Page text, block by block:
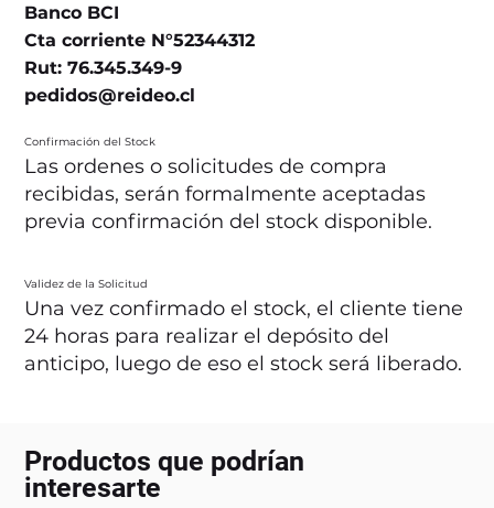
Banco BCI
Cta corriente N°52344312
Rut: 76.345.349-9
pedidos@reideo.cl
Confirmación del Stock
Las ordenes o solicitudes de compra
recibidas, serán formalmente aceptadas
previa confirmación del stock disponible.
Validez de la Solicitud
Una vez confirmado el stock, el cliente tiene
24 horas para realizar el depósito del
anticipo, luego de eso el stock será liberado.
Productos que podrían
interesarte